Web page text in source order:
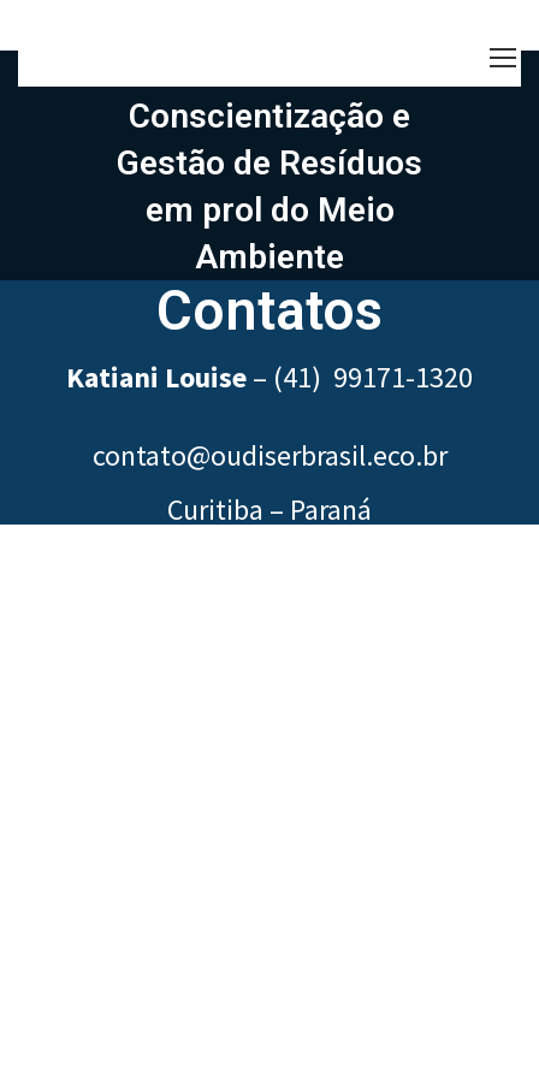
Conscientização e
Gestão de Resíduos
em prol do Meio
Ambiente
Contatos
Katiani Louise– (41) 99171-1320
contato@oudiserbrasil.eco.br
Curitiba – Paraná